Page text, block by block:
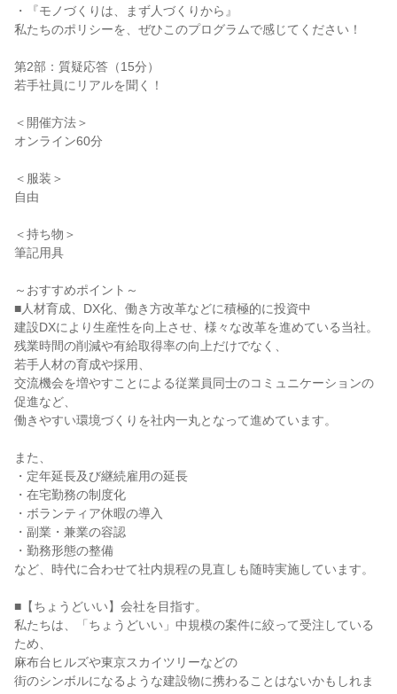
・『モノづくりは、まず人づくりから』
私たちのポリシーを、ぜひこのプログラムで感じてください！
第2部：質疑応答（15分）
若手社員にリアルを聞く！
＜開催方法＞
オンライン60分
＜服装＞
自由
＜持ち物＞
筆記用具
～おすすめポイント～
■人材育成、DX化、働き方改革などに積極的に投資中
建設DXにより生産性を向上させ、様々な改革を進めている当社。
残業時間の削減や有給取得率の向上だけでなく、
若手人材の育成や採用、
交流機会を増やすことによる従業員同士のコミュニケーションの
促進など、
働きやすい環境づくりを社内一丸となって進めています。
また、
・定年延長及び継続雇用の延長
・在宅勤務の制度化
・ボランティア休暇の導入
・副業・兼業の容認
・勤務形態の整備
など、時代に合わせて社内規程の見直しも随時実施しています。
■【ちょうどいい】会社を目指す。
私たちは、「ちょうどいい」中規模の案件に絞って受注している
ため、
麻布台ヒルズや東京スカイツリーなどの
街のシンボルになるような建設物に携わることはないかもしれま